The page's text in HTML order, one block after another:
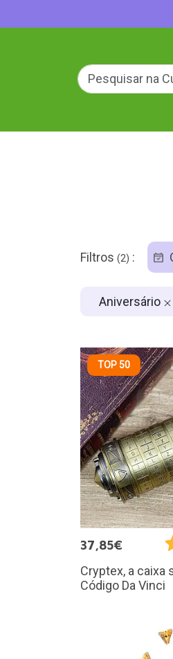
Filtros (2) :
Aniversário
TOP 50
37,85€
Cryptex, a caixa
Código Da Vinci